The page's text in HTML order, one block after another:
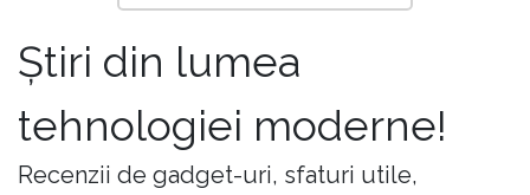
Știri din lumea
tehnologiei moderne!
Recenzii de gadget-uri, sfaturi utile,